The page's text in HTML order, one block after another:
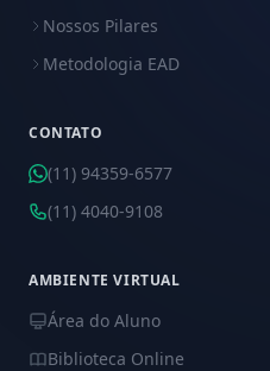
Nossos Pilares
Metodologia EAD
CONTATO
(11) 94359-6577
(11) 4040-9108
AMBIENTE VIRTUAL
Área do Aluno
Biblioteca Online